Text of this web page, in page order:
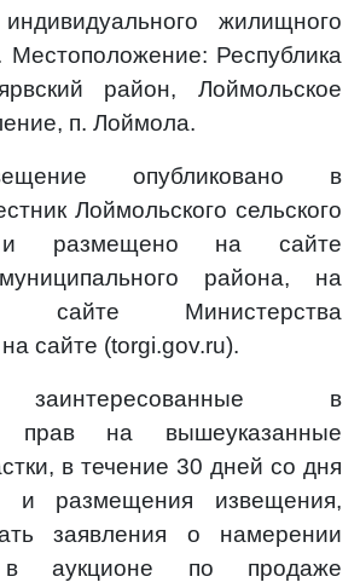
жилищного
Местоположение: Республика
район, Лоймольское
п. Лоймола.
опубликовано в
Лоймольского сельского
и размещено на сайте
района, на
сайте Министерства
сайте (torgi.gov.ru).
заинтересованные в
прав на вышеуказанные
в течение 30 дней со дня
и размещения извещения,
заявления о намерении
в аукционе по продаже